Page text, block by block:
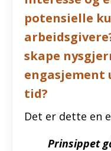
potensielle
skape
engasjement
tid?
Det er dette en
Prinsippet